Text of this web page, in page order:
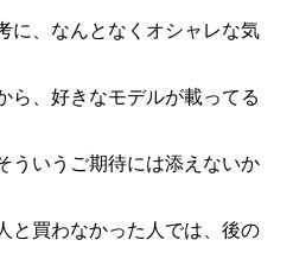
に、なんとなくオシャレな気
ら、好きなモデルが載ってる
ういうご期待には添えないか
と買わなかった人では、後の